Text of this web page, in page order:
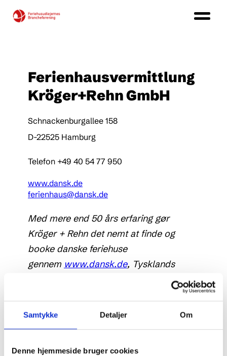
Samtykke Detaljer Om
Denne hjemmeside bruger cookies
Ferienhausvermittlung
Kröger+Rehn GmbH
Schnackenburgallee 158
D-22525 Hamburg
Telefon +49 40 54 77 950
www.dansk.de
ferienhaus@dansk.de
Med mere end 50 års erfaring gør
Kröger + Rehn det nemt at finde og
booke danske feriehuse
gennem www.dansk.de, Tysklands
største portal for danske feriehuse.